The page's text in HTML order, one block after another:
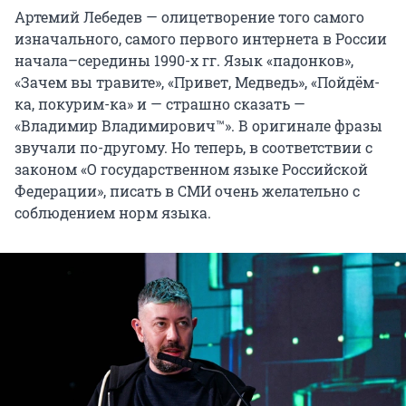
Артемий Лебедев — олицетворение того самого
изначального, самого первого интернета в России
начала–середины 1990-х гг. Язык «падонков»,
«Зачем вы травите», «Привет, Медведь», «Пойдём-
ка, покурим-ка» и — страшно сказать —
«Владимир Владимирович™». В оригинале фразы
звучали по-другому. Но теперь, в соответствии с
законом «О государственном языке Российской
Федерации», писать в СМИ очень желательно с
соблюдением норм языка.